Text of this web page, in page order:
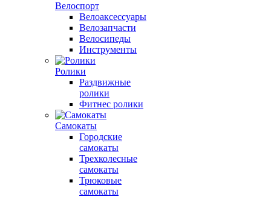
Велоспорт
Велоаксессуары
Велозапчасти
Велосипеды
Инструменты
Ролики
Раздвижные
ролики
Фитнес ролики
Самокаты
Городские
самокаты
Трехколесные
самокаты
Трюковые
самокаты